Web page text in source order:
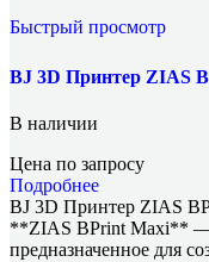
Быстрый просмотр
BJ 3D Принтер ZIAS
В наличии
Цена по запросу
Подробнее
BJ 3D Принтер ZIAS
**ZIAS BPrint Maxi** —
предназначенное для